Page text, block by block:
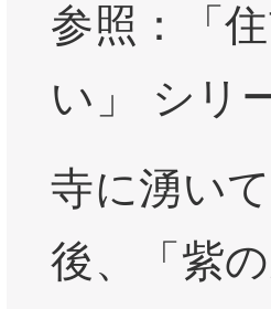
参照：「
い」 シリ
寺に湧い
後、「紫